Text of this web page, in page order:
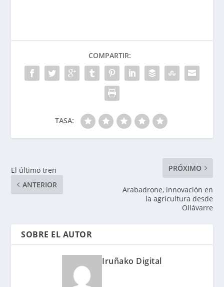
COMPARTIR:
TASA:
El último tren
ANTERIOR
PRÓXIMO
Arabadrone, innovación en
la agricultura desde
Ollávarre
SOBRE EL AUTOR
Iruñako Digital